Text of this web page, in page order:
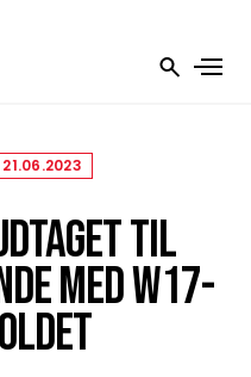
21.06.2023
TIL
MED W17-